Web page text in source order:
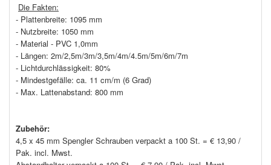
Die Fakten:
- Plattenbreite: 1095 mm
- Nutzbreite: 1050 mm
- Material - PVC 1,0mm
- Längen: 2m/2,5m/3m/3,5m/4m/4.5m/5m/6m/7m
- Lichtdurchlässigkeit: 80%
- Mindestgefälle: ca. 11 cm/m (6 Grad)
- Max. Lattenabstand: 800 mm
Zubehör:
4,5 x 45 mm Spengler Schrauben verpackt a 100 St. = € 13,90 /
Pak. incl. Mwst.